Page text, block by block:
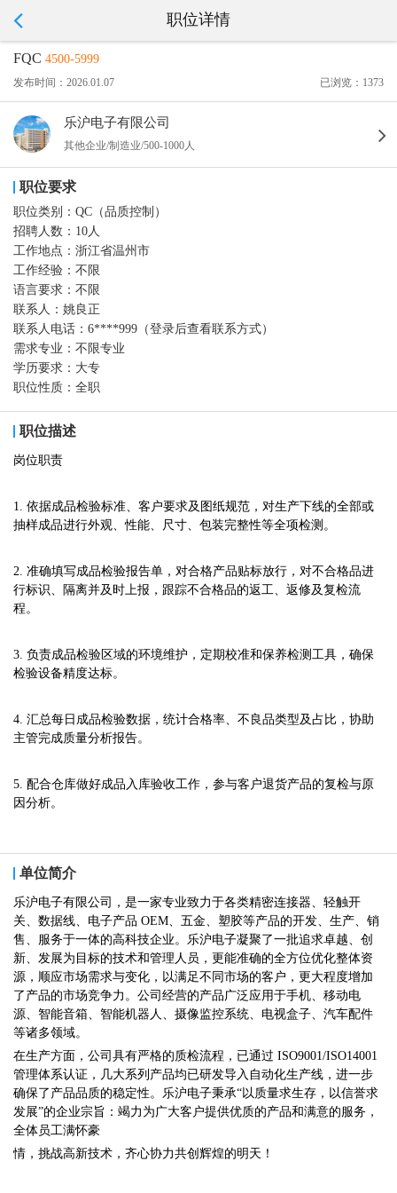
职位详情
FQC 4500-5999
发布时间：2026.01.07 已浏览：1373
乐沪电子有限公司
其他企业/制造业/500-1000人
职位要求
职位类别： QC（品质控制）
招聘人数： 10人
工作地点： 浙江省温州市
工作经验： 不限
语言要求： 不限
联系人： 姚良正
联系人电话： 6****999（登录后查看联系方式）
需求专业： 不限专业
学历要求： 大专
职位性质： 全职
职位描述
岗位职责
1. 依据成品检验标准、客户要求及图纸规范，对生产下线的全部或
抽样成品进行外观、性能、尺寸、包装完整性等全项检测。
2. 准确填写成品检验报告单，对合格产品贴标放行，对不合格品进
行标识、隔离并及时上报，跟踪不合格品的返工、返修及复检流
程。
3. 负责成品检验区域的环境维护，定期校准和保养检测工具，确保
检验设备精度达标。
4. 汇总每日成品检验数据，统计合格率、不良品类型及占比，协助
主管完成质量分析报告。
5. 配合仓库做好成品入库验收工作，参与客户退货产品的复检与原
因分析。
单位简介
乐沪电子有限公司，是一家专业致力于各类精密连接器、轻触开
关、数据线、电子产品 OEM、五金、塑胶等产品的开发、生产、销
售、服务于一体的高科技企业。乐沪电子凝聚了一批追求卓越、创
新、发展为目标的技术和管理人员，更能准确的全方位优化整体资
源，顺应市场需求与变化，以满足不同市场的客户，更大程度增加
了产品的市场竞争力。公司经营的产品广泛应用于手机、移动电
源、智能音箱、智能机器人、摄像监控系统、电视盒子、汽车配件
等诸多领域。
在生产方面，公司具有严格的质检流程，已通过 ISO9001/ISO14001
管理体系认证，几大系列产品均已研发导入自动化生产线，进一步
确保了产品品质的稳定性。乐沪电子秉承“以质量求生存，以信誉求
发展”的企业宗旨：竭力为广大客户提供优质的产品和满意的服务，
全体员工满怀豪
情，挑战高新技术，齐心协力共创辉煌的明天！